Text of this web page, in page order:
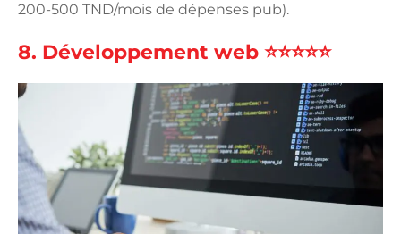
200-500 TND/mois de dépenses pub).
8. Développement web ⭐⭐⭐⭐⭐